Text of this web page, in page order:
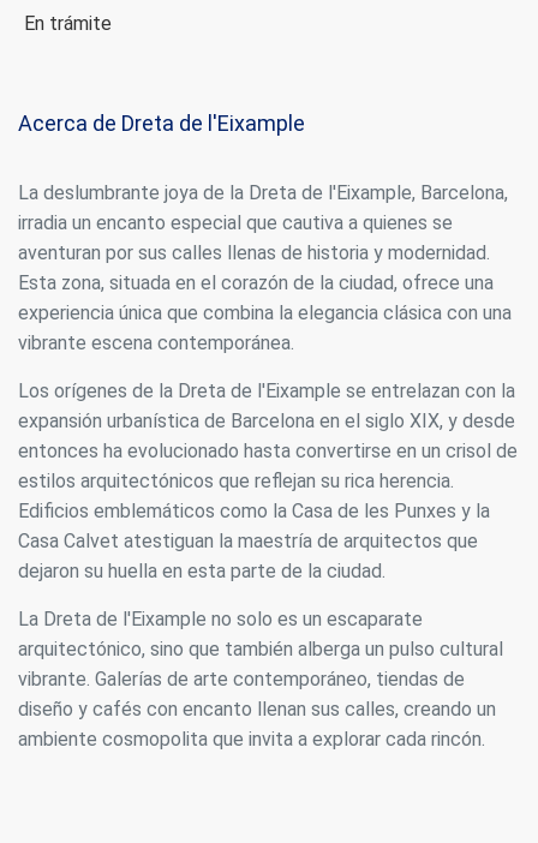
En trámite
Acerca de Dreta de l'Eixample
La deslumbrante joya de la Dreta de l'Eixample, Barcelona,
irradia un encanto especial que cautiva a quienes se
aventuran por sus calles llenas de historia y modernidad.
Esta zona, situada en el corazón de la ciudad, ofrece una
experiencia única que combina la elegancia clásica con una
vibrante escena contemporánea.
Los orígenes de la Dreta de l'Eixample se entrelazan con la
expansión urbanística de Barcelona en el siglo XIX, y desde
entonces ha evolucionado hasta convertirse en un crisol de
estilos arquitectónicos que reflejan su rica herencia.
Edificios emblemáticos como la Casa de les Punxes y la
Casa Calvet atestiguan la maestría de arquitectos que
dejaron su huella en esta parte de la ciudad.
La Dreta de l'Eixample no solo es un escaparate
arquitectónico, sino que también alberga un pulso cultural
vibrante. Galerías de arte contemporáneo, tiendas de
diseño y cafés con encanto llenan sus calles, creando un
ambiente cosmopolita que invita a explorar cada rincón.
información con la finalidad de mejorar nuestros servicios.
Si continua navegando, supone la aceptación de la
dificultades de navegación de la página web.
Analíticas y personalización
Permiten realizar el seguimiento y análisis del
comportamiento de los usuarios de este sitio web. La
información recogida mediante este tipo de cookies se
utiliza en la medición de la actividad de la web para la
elaboración de perfiles de navegación de los usuarios con
el fin de introducir mejoras en función del análisis de los
datos de uso que hacen los usuarios del servicio. Permiten
mejorar la calidad de nuestros servicios y para ofrecer una
mejor experiencia a través de productos recomendados.
Marketing y publicidad
Estas cookies son utilizadas para almacenar información
sobre las preferencias y elecciones personales del usuario
a través de la observación continuada de sus hábitos de
navegación. Gracias a ellas, podemos conocer los hábitos
de navegación en el sitio web y mostrar publicidad